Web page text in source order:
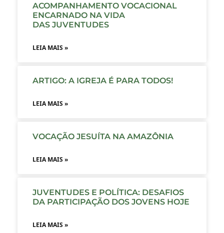
ACOMPANHAMENTO VOCACIONAL
ENCARNADO NA VIDA
DAS JUVENTUDES
LEIA MAIS »
ARTIGO: A IGREJA É PARA TODOS!
LEIA MAIS »
VOCAÇÃO JESUÍTA NA AMAZÔNIA
LEIA MAIS »
JUVENTUDES E POLÍTICA: DESAFIOS
DA PARTICIPAÇÃO DOS JOVENS HOJE
LEIA MAIS »